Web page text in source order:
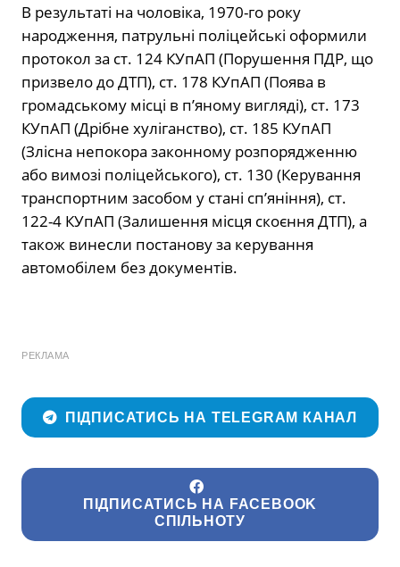
В результаті на чоловіка, 1970-го року
народження, патрульні поліцейські оформили
протокол за ст. 124 КУпАП (Порушення ПДР, що
призвело до ДТП), ст. 178 КУпАП (Поява в
громадському місці в п’яному вигляді), ст. 173
КУпАП (Дрібне хуліганство), ст. 185 КУпАП
(Злісна непокора законному розпорядженню
або вимозі поліцейського), ст. 130 (Керування
транспортним засобом у стані сп’яніння), ст.
122-4 КУпАП (Залишення місця скоєння ДТП), а
також винесли постанову за керування
автомобілем без документів.
РЕКЛАМА
ПІДПИСАТИСЬ НА TELEGRAM КАНАЛ
ПІДПИСАТИСЬ НА FACEBOOK
СПІЛЬНОТУ